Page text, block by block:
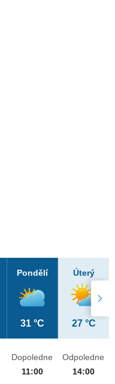
Pondělí
31 °C
Úterý
27 °C
Dopoledne
11:00
Odpoledne
14:00